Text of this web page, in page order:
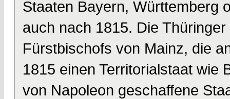
Staaten Bayern, Württemberg
auch nach 1815. Die
Fürstbischofs von Mainz, die
1815 einen Territorialstaat wie
von Napoleon geschaffene